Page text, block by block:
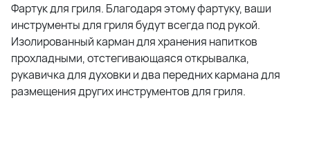
Фартук для гриля. Благодаря этому фартуку, ваши
инструменты для гриля будут всегда под рукой.
Изолированный карман для хранения напитков
прохладными, отстегивающаяся открывалка,
рукавичка для духовки и два передних кармана для
размещения других инструментов для гриля.